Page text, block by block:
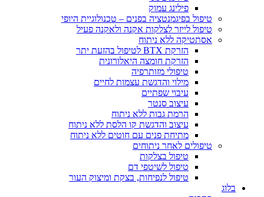
טיפול בפיגמנטציה בפנים – טכנולוגיית היופי
טיפול לייזר לצלקות אקנה ולאקנה פעיל
אסתטיקה ללא ניתוח
הזרקת חומצה היאלורונית
טיפולי מזותרפיה
מילוי והדגשת עצמות לחיים
עיבוי שפתיים
הרמת גבות ללא ניתוח
עיצוב והדגשת קו הלסת ללא ניתוח
מתיחת פנים עם חוטים ללא ניתוח
טיפולים לאחר ניתוחים
טיפול בצלקות
טיפול לשיטפי דם
טיפול לנפיחות, בצקת ומיצוק העור